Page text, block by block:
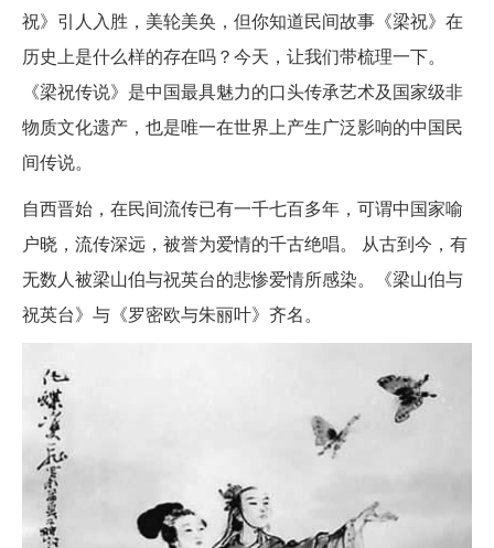
祝》引人入胜，美轮美奂，但你知道民间故事《梁祝》在
历史上是什么样的存在吗？今天，让我们带梳理一下。
《梁祝传说》是中国最具魅力的口头传承艺术及国家级非
物质文化遗产，也是唯一在世界上产生广泛影响的中国民
间传说。
自西晋始，在民间流传已有一千七百多年，可谓中国家喻
户晓，流传深远，被誉为爱情的千古绝唱。 从古到今，有
无数人被梁山伯与祝英台的悲惨爱情所感染。《梁山伯与
祝英台》与《罗密欧与朱丽叶》齐名。